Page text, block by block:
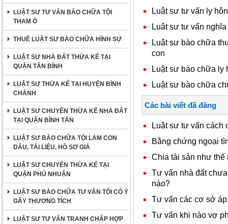
LUẬT SƯ TƯ VẤN BÀO CHỮA TỘI
THAM Ô
THUÊ LUẬT SƯ BÀO CHỮA HÌNH SỰ
LUẬT SƯ NHÀ ĐẤT THỪA KẾ TẠI
QUẬN TÂN BÌNH
LUẬT SƯ THỪA KẾ TẠI HUYỆN BÌNH
CHÁNH
LUẬT SƯ CHUYÊN THỪA KẾ NHÀ ĐẤT
TẠI QUẬN BÌNH TÂN
LUẬT SƯ BÀO CHỮA TỘI LÀM CON
DẤU, TÀI LIỆU, HỒ SƠ GIẢ
LUẬT SƯ CHUYÊN THỪA KẾ TẠI
QUẬN PHÚ NHUẬN
LUẬT SƯ BÀO CHỮA TƯ VẤN TỘI CỐ Ý
GÂY THƯƠNG TÍCH
LUẬT SƯ TƯ VẤN TRANH CHẤP HỢP
Luật sư tư vấn ly
Luât sư tư vấn
Luật sư bào chữa
con
Luật sư bào chữa ly
Luật sư bào chữa
Các bài viết đã đăng
Luật sư tư vấn cách
Bằng chứng ngoại
Chia tài sản như
Tư vấn nhà đất
nào?
Tư vấn các cơ sở
Tư vấn khi nào vợ